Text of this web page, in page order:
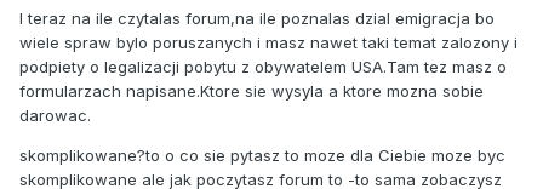
I teraz na ile czytalas forum,na ile poznalas dzial emigracja bo
wiele spraw bylo poruszanych i masz nawet taki temat zalozony i
podpiety o legalizacji pobytu z obywatelem USA.Tam tez masz o
formularzach napisane.Ktore sie wysyla a ktore mozna sobie
darowac.
skomplikowane?to o co sie pytasz to moze dla Ciebie moze byc
skomplikowane ale jak poczytasz forum to -to sama zobaczysz